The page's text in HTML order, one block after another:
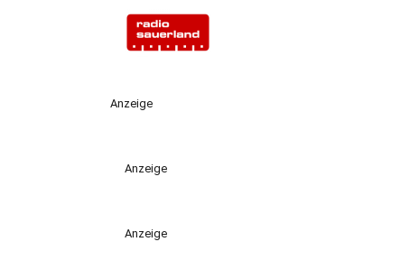
Anzeige
Anzeige
Anzeige